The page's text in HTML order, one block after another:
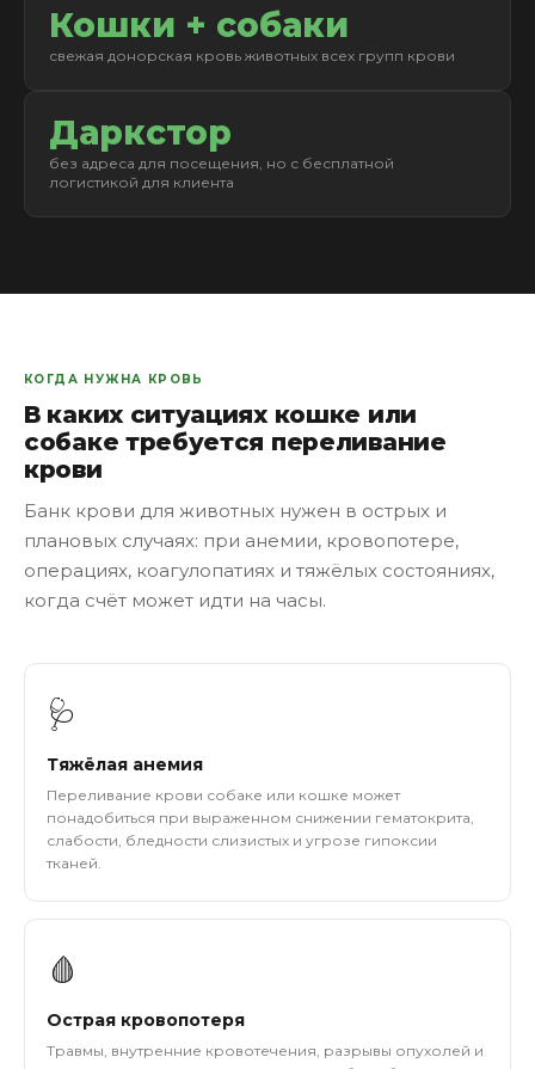
Кошки + собаки
свежая донорская кровь животных всех групп крови
Даркстор
без адреса для посещения, но с бесплатной
логистикой для клиента
КОГДА НУЖНА КРОВЬ
В каких ситуациях кошке или
собаке требуется переливание
крови
Банк крови для животных нужен в острых и
плановых случаях: при анемии, кровопотере,
операциях, коагулопатиях и тяжёлых состояниях,
когда счёт может идти на часы.
🩺
Тяжёлая анемия
Переливание крови собаке или кошке может
понадобиться при выраженном снижении гематокрита,
слабости, бледности слизистых и угрозе гипоксии
тканей.
🩸
Острая кровопотеря
Травмы, внутренние кровотечения, разрывы опухолей и